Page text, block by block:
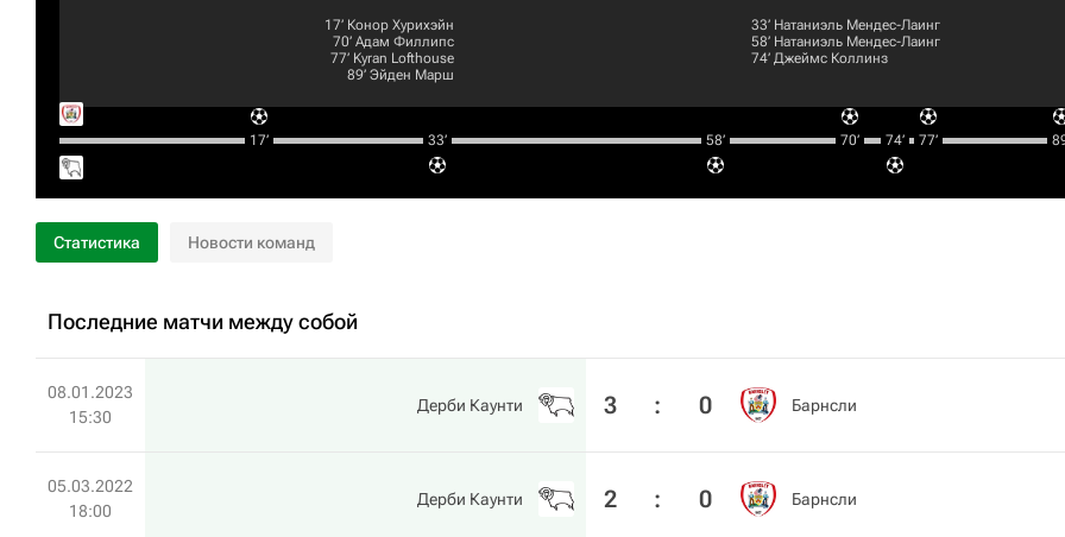
17‎’‎ Конор Хурихэйн
70‎’‎ Адам Филлипс
77‎’‎ Kyran Lofthouse
89‎’‎ Эйден Марш
33‎’‎ Натаниэль Мендес-Лаинг
58‎’‎ Натаниэль Мендес-Лаинг
74‎’‎ Джеймс Коллинз
17‎’‎ 33‎’‎ 58‎’‎ 70‎’‎ 74‎’‎ 77‎’‎
Статистика Новости команд
Последние матчи между собой
08.01.2023
15:30
Дерби Каунти 3 : 0 Барнсли
05.03.2022
18:00
Дерби Каунти 2 : 0 Барнсли